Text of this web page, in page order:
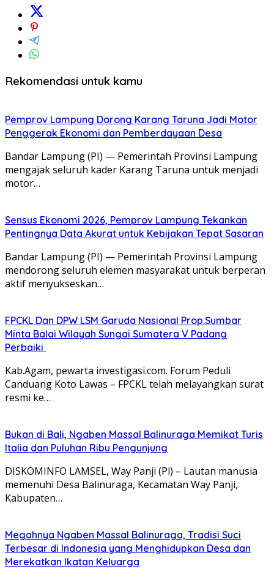
Rekomendasi untuk kamu
Pemprov Lampung Dorong Karang Taruna Jadi Motor
Penggerak Ekonomi dan Pemberdayaan Desa
Bandar Lampung (PI) — Pemerintah Provinsi Lampung
mengajak seluruh kader Karang Taruna untuk menjadi
motor…
Sensus Ekonomi 2026, Pemprov Lampung Tekankan
Pentingnya Data Akurat untuk Kebijakan Tepat Sasaran
Bandar Lampung (PI) — Pemerintah Provinsi Lampung
mendorong seluruh elemen masyarakat untuk berperan
aktif menyukseskan…
FPCKL Dan DPW LSM Garuda Nasional Prop.Sumbar
Minta Balai Wilayah Sungai Sumatera V Padang
Perbaiki
Kab.Agam, pewarta investigasi.com. Forum Peduli
Canduang Koto Lawas – FPCKL telah melayangkan surat
resmi ke…
Bukan di Bali, Ngaben Massal Balinuraga Memikat Turis
Italia dan Puluhan Ribu Pengunjung
DISKOMINFO LAMSEL, Way Panji (Pl) – Lautan manusia
memenuhi Desa Balinuraga, Kecamatan Way Panji,
Kabupaten…
Megahnya Ngaben Massal Balinuraga, Tradisi Suci
Terbesar di Indonesia yang Menghidupkan Desa dan
Merekatkan Ikatan Keluarga